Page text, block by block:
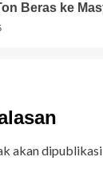
Beras ke
akan